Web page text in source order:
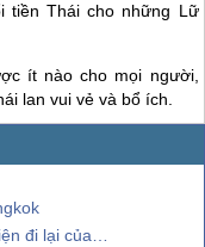
tiền Thái cho những Lữ
ít nào cho mọi người,
lan vui vẻ và bổ ích.
của Thái Lan